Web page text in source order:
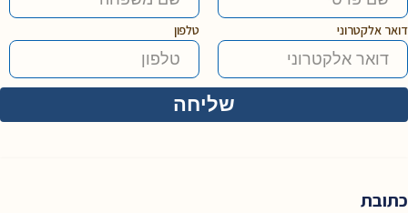
דואר אלקטרוני טלפון
כתובת